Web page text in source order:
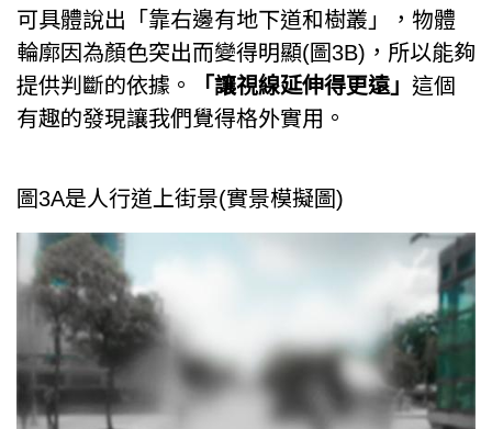
可具體說出「靠右邊有地下道和樹叢」，物體
輪廓因為顏色突出而變得明顯(圖3B)，所以能夠
提供判斷的依據。
「讓視線延伸得更遠」 這個
有趣的發現讓我們覺得格外實用。
圖3A是人行道上街景(實景模擬圖)